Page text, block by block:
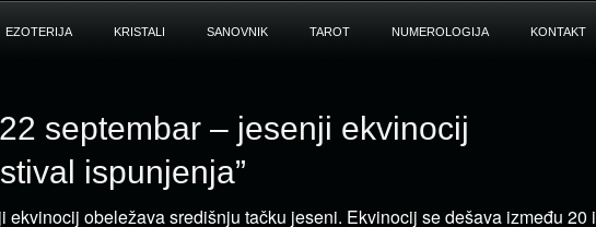
EZOTERIJA KRISTALI SANOVNIK TAROT NUMEROLOGIJA KONTAKT
septembar – jesenji ekvinocij
ispunjenja”
ekvinocij obeležava središnju tačku jeseni. Ekvinocij se dešava između 20 i